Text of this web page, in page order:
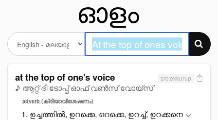
at the top of one's voice
♪ ആറ്റ് ദി ടോപ്പ് ഓഫ് വൺസ് വോയ്സ്
src:ekkurup
adverb (ക്രിയാവിശേഷണം)
ഉച്ചത്തിൽ, ഉറക്കെ, ഒറക്കെ, ഉറച്ച്, ഉറക്കനെ